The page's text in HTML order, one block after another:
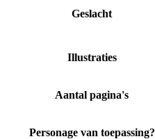
Geslacht
Illustraties
Aantal pagina's
Personage van toepassing?